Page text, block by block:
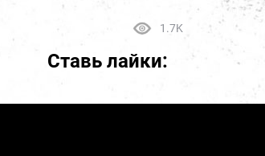
1.7K
Ставь лайки: